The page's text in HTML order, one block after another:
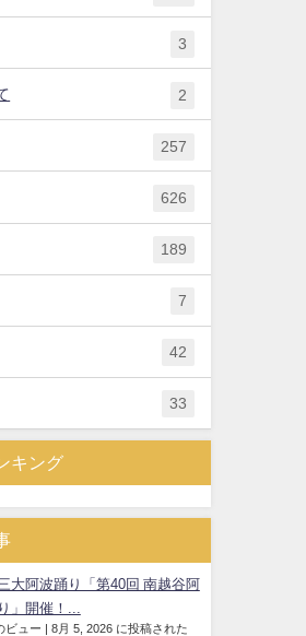
3
2
257
626
189
7
42
33
キング
大阿波踊り「第40回 南越谷阿
」開催！...
ビュー | 8月 5, 2026 に投稿された